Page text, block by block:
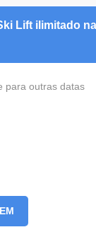
Lift ilimitado
para outras datas